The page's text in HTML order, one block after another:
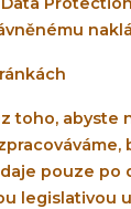
toho,
pouze
legislativou